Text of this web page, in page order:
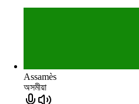
Assamès
অসমীয়া